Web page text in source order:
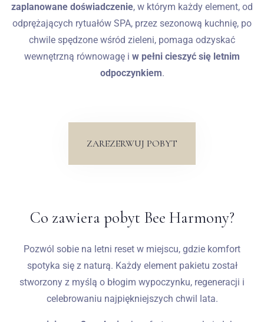
zaplanowane doświadczenie, w którym każdy element, od
odprężających rytuałów SPA, przez sezonową kuchnię, po
chwile spędzone wśród zieleni, pomaga odzyskać
wewnętrzną równowagę i w pełni cieszyć się letnim
odpoczynkiem.
ZAREZERWUJ POBYT
Co zawiera pobyt Bee Harmony?
Pozwól sobie na letni reset w miejscu, gdzie komfort
spotyka się z naturą. Każdy element pakietu został
stworzony z myślą o błogim wypoczynku, regeneracji i
celebrowaniu najpiękniejszych chwil lata.